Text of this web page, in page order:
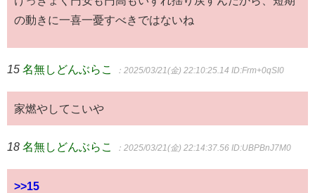
の動きに一喜一憂すべきではないね
15 名無しどんぶらこ ：2025/03/21(金) 22:10:25.14 ID:Frm+0qSI0
家燃やしてこいや
18 名無しどんぶらこ ：2025/03/21(金) 22:14:37.56 ID:UBPBnJ7M0
>>15